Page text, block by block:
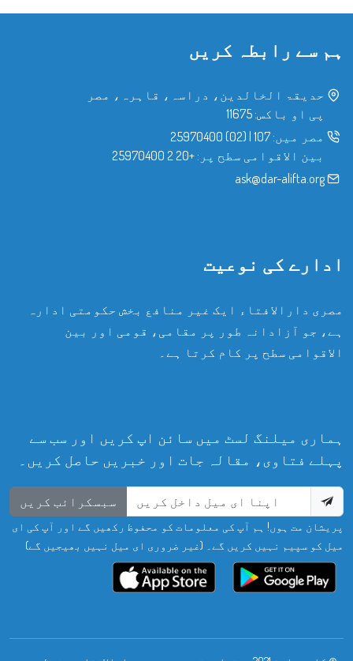
ہم سے رابطہ کریں
حدیقۃ الخالدین، دراسہ، قاہرہ، مصر
پی او باکس: 11675
مصر میں: 107
|
(02) 25970400
بین الاقوامی سطح پر: +20 2 25970400
ask@dar-alifta.org
ادارے کی نوعیت
مصری دارالافتاء ایک غیر منافع بخش حکومتی ادارہ
ہے، جو آزادانہ طور پر مقامی، قومی اور بین
الاقوامی سطح پر کام کرتا ہے۔
ہماری میلنگ لسٹ میں سائن اپ کریں اور سب سے
پہلے فتاوی، مقالہ جات اور خبریں حاصل کریں۔
سبسکرائب کریں
پریشان مت ہوں! ہم آپ کی معلومات کو محفوظ رکھیں گے اور آپ کی ای
میل کو سپیم نہیں کریں گے۔ (غیر ضروری ای میل نہیں بھیجیں گے)